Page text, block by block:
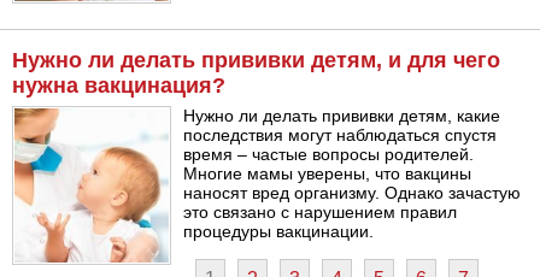
Нужно ли делать прививки детям, и для чего
нужна вакцинация?
Нужно ли делать прививки детям, какие
последствия могут наблюдаться спустя
время – частые вопросы родителей.
Многие мамы уверены, что вакцины
наносят вред организму. Однако зачастую
это связано с нарушением правил
процедуры вакцинации.